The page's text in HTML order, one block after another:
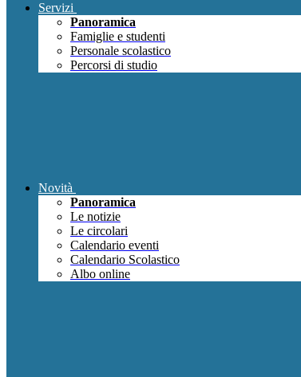
Servizi
Panoramica
Famiglie e studenti
Personale scolastico
Percorsi di studio
Novità
Panoramica
Le notizie
Le circolari
Calendario eventi
Calendario Scolastico
Albo online